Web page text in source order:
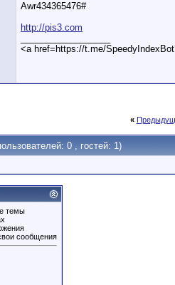
Awr434365476#
http://pis3.com
<a href=https://t.me/
«
0 , гостей: 1)
темы
сообщения